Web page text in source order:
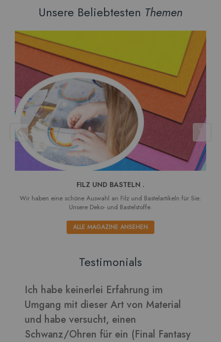
Unsere Beliebtesten Themen
FILZ UND BASTELN .
Wir haben eine schöne Auswahl an Filz und Bastelartikeln für Sie:
Unsere Deko- und Bastelstoffe.
ALLE MAGAZINE ANSEHEN
Testimonials
Fantasy
Verarbeitet sich gut und die
daraus sehen toll aus ????
Bilder in dieser Rezension